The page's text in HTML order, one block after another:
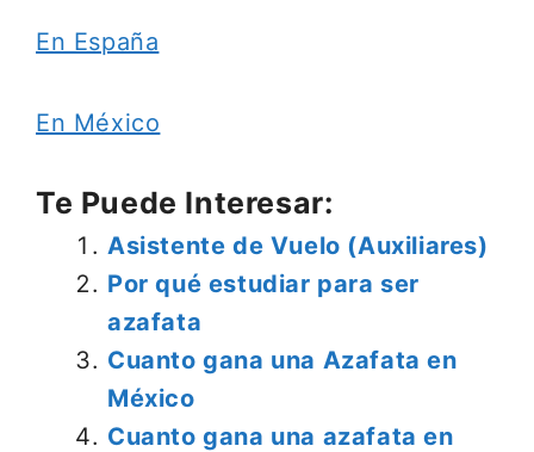
En España
En México
Te Puede Interesar:
Asistente de Vuelo (Auxiliares)
Por qué estudiar para ser
azafata
Cuanto gana una Azafata en
México
Cuanto gana una azafata en